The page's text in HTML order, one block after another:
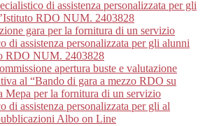
di assistenza personalizzata per gli
RDO NUM. 2403828
gara per la fornitura di un servizio
di assistenza personalizzata per gli alunni
RDO NUM. 2403828
apertura buste e valutazione
al “Bando di gara a mezzo RDO su
Mepa per la fornitura di un servizio
di assistenza personalizzata per gli al
Albo on Line